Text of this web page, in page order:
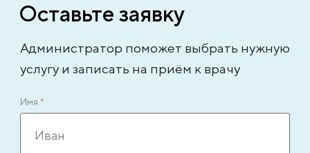
Оставьте заявку
Администратор поможет выбрать нужную
услугу и записать на приём к врачу
Имя *